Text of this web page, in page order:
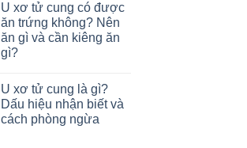
U xơ tử cung có được
ăn trứng không? Nên
ăn gì và cần kiêng ăn
gì?
U xơ tử cung là gì?
Dấu hiệu nhận biết và
cách phòng ngừa